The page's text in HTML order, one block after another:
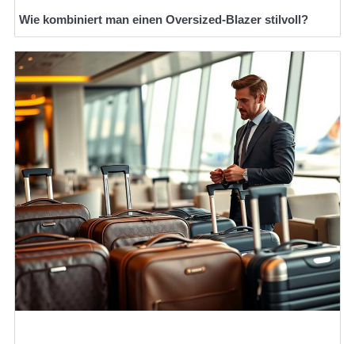
Wie kombiniert man einen Oversized-Blazer stilvoll?